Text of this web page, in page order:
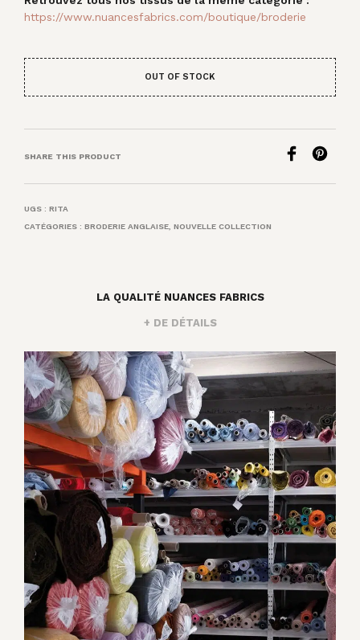
https://www.nuancesfabrics.com/boutique/broderie
OUT OF STOCK
SHARE THIS PRODUCT
UGS : RITA
CATÉGORIES : BRODERIE ANGLAISE, NOUVELLE COLLECTION
LA QUALITÉ NUANCES FABRICS
+ DE DÉTAILS